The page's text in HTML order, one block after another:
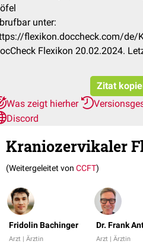
unter:
flexikon.doccheck.com/de/
Flexikon 20.02.2024.
Zitat
Was zeigt hierher
Discord
Kraniozervikaler
(Weitergeleitet von CCFT)
Fridolin Bachinger
Arzt | Ärztin
Dr. Frank
Arzt | Ärztin